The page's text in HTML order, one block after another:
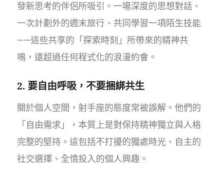
發新思考的伴侶所吸引。一場深度的思想對話、
一次計劃外的週末旅行、共同學習一項陌生技能
——這些共享的「探索時刻」所帶來的精神共
鳴，遠超過任何程式化的浪漫約會。
2. 要自由呼吸，不要捆綁共生
關於個人空間，射手座的態度常被誤解。他們的
「自由需求」，本質上是對保持精神獨立與人格
完整的堅持。這包括不打擾的獨處時光、自主的
社交選擇、全情投入的個人興趣。